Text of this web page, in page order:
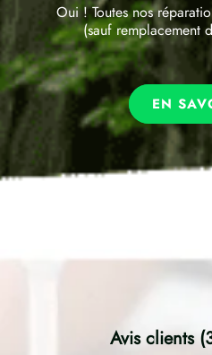
Oui ! Toutes nos
(sauf remplacement
EN
Avis clients